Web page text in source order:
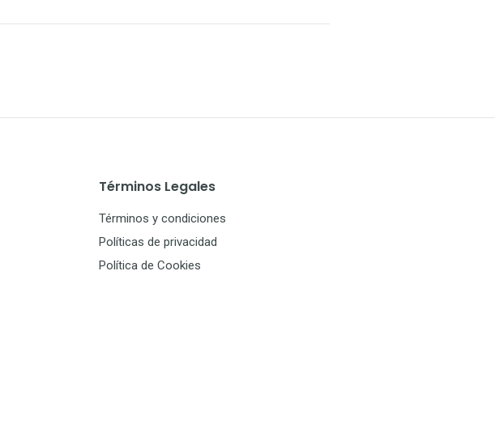
Términos Legales
Términos y condiciones
Políticas de privacidad
Política de Cookies